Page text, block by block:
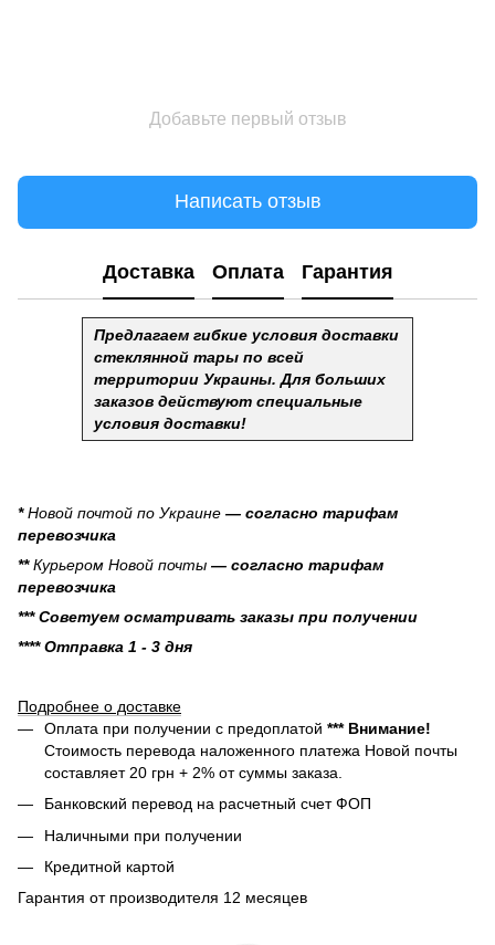
Добавьте первый отзыв
Написать отзыв
Доставка Оплата Гарантия
Предлагаем гибкие условия доставки
стеклянной тары по всей
территории Украины. Для больших
заказов действуют специальные
условия доставки!
*Новой почтой по Украине — согласно тарифам
перевозчика
**Курьером Новой почты — согласно тарифам
перевозчика
*** Советуем осматривать заказы при получении
**** Отправка 1 - 3 дня
Подробнее о доставке
Оплата при получении с предоплатой *** Внимание!
Стоимость перевода наложенного платежа Новой почты
составляет 20 грн + 2% от суммы заказа.
Банковский перевод на расчетный счет ФОП
Наличными при получении
Кредитной картой
Гарантия от производителя 12 месяцев